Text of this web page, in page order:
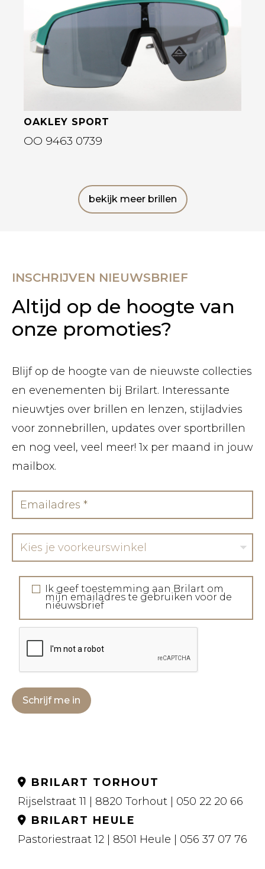
Bekijk deze bril
OAKLEY SPORT
OO 9463 0739
bekijk meer brillen
INSCHRIJVEN NIEUWSBRIEF
Altijd op de hoogte van
onze promoties?
Blijf op de hoogte van de nieuwste collecties
en evenementen bij Brilart. Interessante
nieuwtjes over brillen en lenzen, stijladvies
voor zonnebrillen, updates over sportbrillen
en nog veel, veel meer! 1x per maand in jouw
mailbox.
Kies je voorkeurswinkel
Ik geef toestemming aan Brilart om
mijn emailadres te gebruiken voor de
nieuwsbrief
Schrijf me in
BRILART TORHOUT
Rijselstraat 11 | 8820 Torhout | 050 22 20 66
BRILART HEULE
Pastoriestraat 12 | 8501 Heule | 056 37 07 76